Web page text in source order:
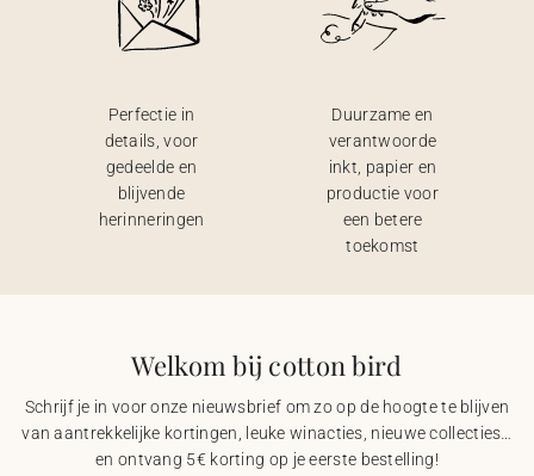
Perfectie in
details, voor
gedeelde en
blijvende
herinneringen
Duurzame en
verantwoorde
inkt, papier en
productie voor
een betere
toekomst
Welkom bij cotton bird
Schrijf je in voor onze nieuwsbrief om zo op de hoogte te blijven
van aantrekkelijke kortingen, leuke winacties, nieuwe collecties…
en ontvang 5€ korting op je eerste bestelling!